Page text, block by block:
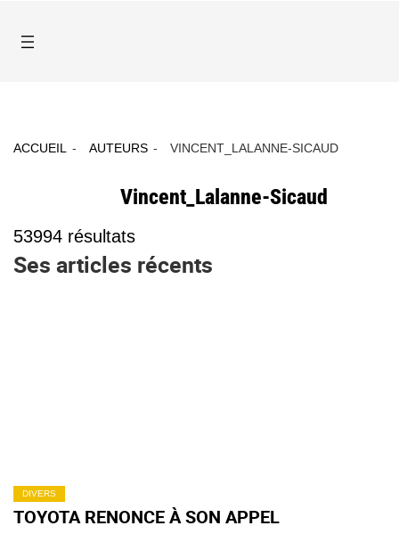
ACCUEIL AUTEURS VINCENT_LALANNE-SICAUD
Vincent_Lalanne-Sicaud
53994 résultats
Ses articles récents
DIVERS
TOYOTA RENONCE À SON APPEL